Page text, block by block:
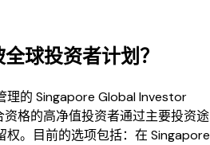
球投资者计划？
理的 Singapore Global Investor
资格的高净值投资者通过主要投资途
权。目前的选项包括：在 Singapore